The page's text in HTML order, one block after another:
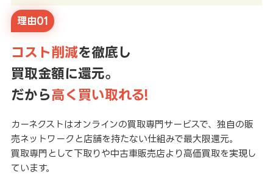
理由01
コスト削減を徹底し
買取金額に還元。
だから高く買い取れる!
カーネクストはオンラインの買取専門サービスで、独自の販
売ネットワークと店舗を持たない仕組みで最大限還元。
買取専門として下取りや中古車販売店より高価買取を実現し
ています。